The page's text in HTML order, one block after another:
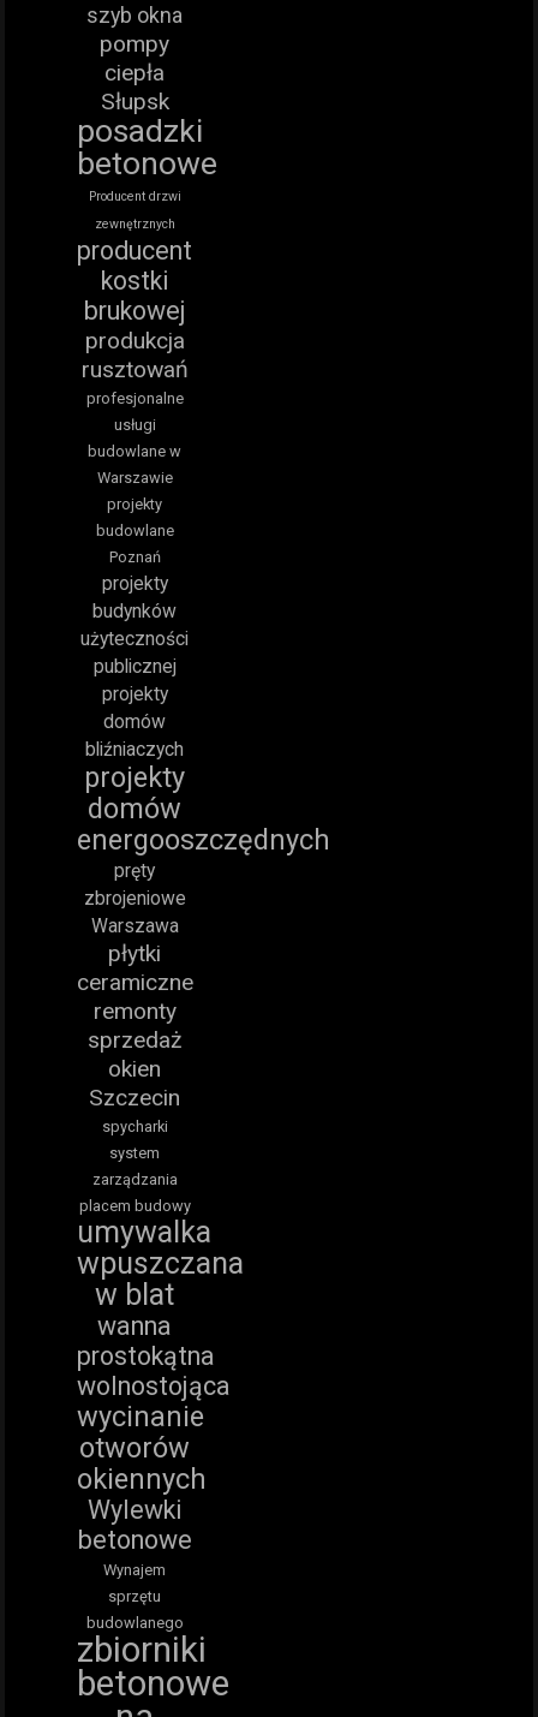
szyb okna
pompy
ciepła
Słupsk
posadzki
betonowe
Producent drzwi
zewnętrznych
producent
kostki
brukowej
produkcja
rusztowań
profesjonalne
usługi
budowlane w
Warszawie
projekty
budowlane
Poznań
projekty
budynków
użyteczności
publicznej
projekty
domów
bliźniaczych
projekty
domów
energooszczędnych
pręty
zbrojeniowe
Warszawa
płytki
ceramiczne
remonty
sprzedaż
okien
Szczecin
spycharki
system
zarządzania
placem budowy
umywalka
wpuszczana
w blat
wanna
prostokątna
wolnostojąca
wycinanie
otworów
okiennych
Wylewki
betonowe
Wynajem
sprzętu
budowlanego
zbiorniki
betonowe